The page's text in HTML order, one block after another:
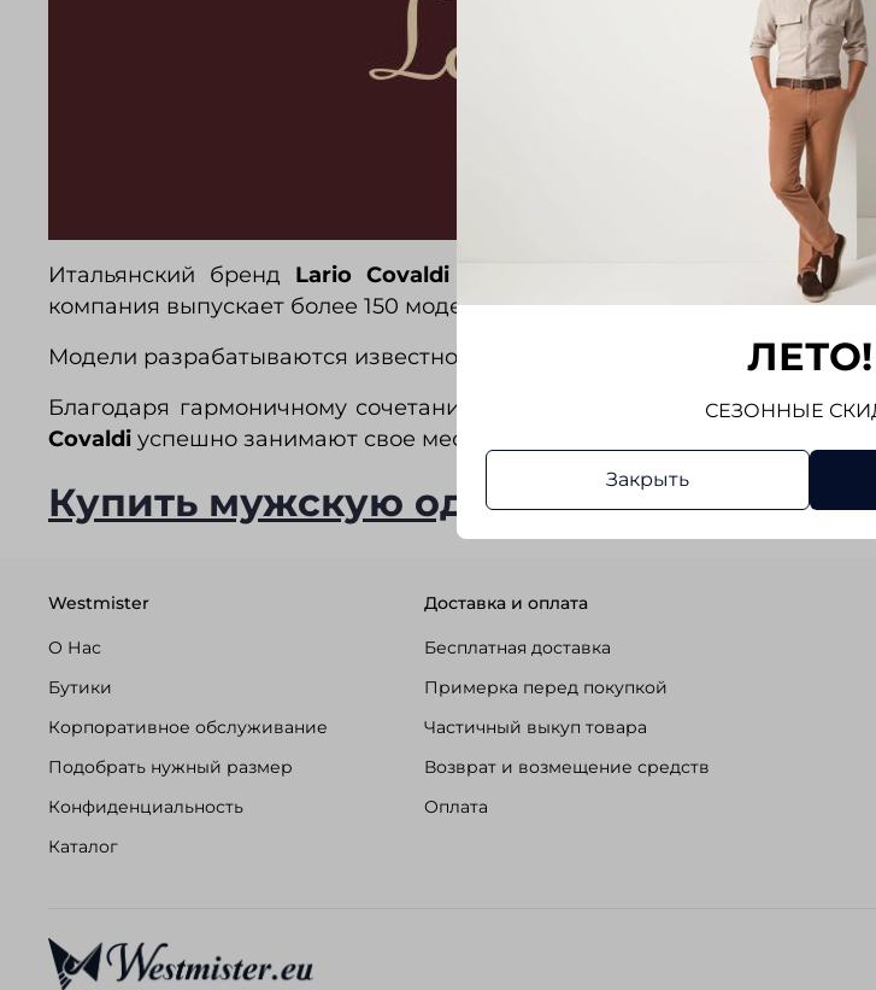
Итальянский бренд Lario Covaldiбыл создан в 2003 году группой
компания выпускает более 150 моделей сорочек, трикотажа,
Модели разрабатываются известной итальянской дизайн-студией.
Благодаря гармоничному сочетанию отличного качества,
Covaldi успешно занимают свое место на рынке высококачественной
Купить мужскую одежду Lario Covaldi
Westmister
О Нас
Бутики
Корпоративное обслуживание
Подобрать нужный размер
Конфиденциальность
Каталог
Доставка и оплата
Бесплатная доставка
Примерка перед покупкой
Частичный выкуп товара
Возврат и возмещение средств
Оплата
ЛЕТО!
СЕЗОННЫЕ
Закрыть